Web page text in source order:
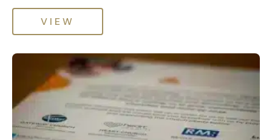
VIEW